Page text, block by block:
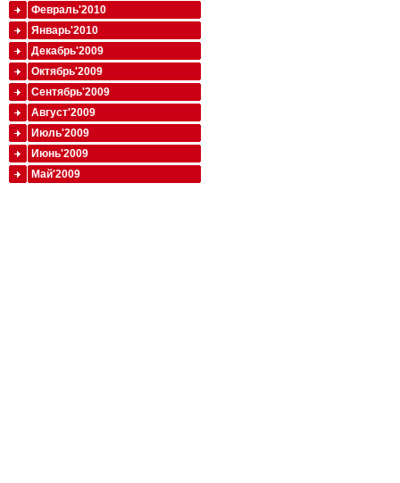
Февраль'2010
Январь'2010
Декабрь'2009
Октябрь'2009
Сентябрь'2009
Август'2009
Июль'2009
Июнь'2009
Май'2009